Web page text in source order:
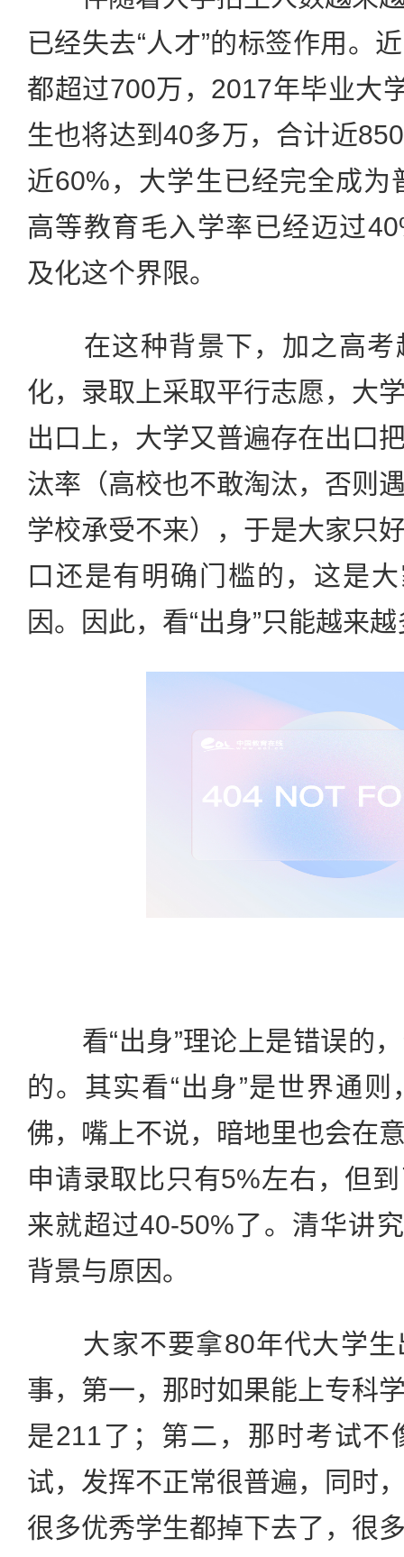
已经失去“人才”的标签作用。
都超过700万，2017年毕业大
生也将达到40多万，合计近
近60%，大学生已经完全成为
高等教育毛入学率已经迈过
及化这个界限。
在这种背景下，加之高考
化，录取上采取平行志愿，大
出口上，大学又普遍存在出口
汰率（高校也不敢淘汰，否则
学校承受不来），于是大家只
口还是有明确门槛的，这是
因。因此，看“出身”只能越来
看“出身”理论上是错误的，
的。其实看“出身”是世界通
佛，嘴上不说，暗地里也会在
申请录取比只有5%左右，但
来就超过40-50%了。清华讲
背景与原因。
大家不要拿80年代大学生
事，第一，那时如果能上专科
是211了；第二，那时考试不
试，发挥不正常很普遍，同时
很多优秀学生都掉下去了，很